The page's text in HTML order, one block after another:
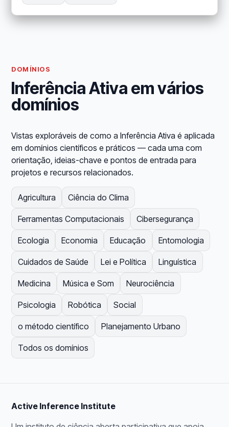
DOMÍNIOS
Inferência Ativa em vários
domínios
Vistas exploráveis de como a Inferência Ativa é aplicada
em domínios científicos e práticos — cada uma com
orientação, ideias-chave e pontos de entrada para
projetos e recursos relacionados.
Agricultura Ciência do Clima
Ferramentas Computacionais Cibersegurança
Ecologia Economia Educação Entomologia
Cuidados de Saúde Lei e Política Linguística
Medicina Música e Som Neurociência
Psicologia Robótica Social
o método científico Planejamento Urbano
Todos os domínios
Active Inference Institute